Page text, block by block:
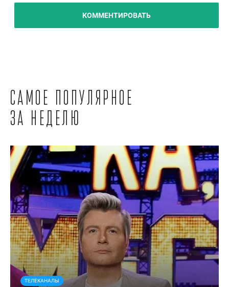
КОММЕНТИРОВАТЬ
Самое популярное
за неделю
ТЕЛЕКАНАЛЫ